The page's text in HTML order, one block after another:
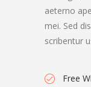
aeterno
mei. Sed
scribentur
Free